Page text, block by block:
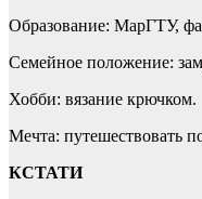
Образование: МарГТУ,
Семейное положение:
Хобби: вязание крючком.
Мечта: путешествовать
КСТАТИ